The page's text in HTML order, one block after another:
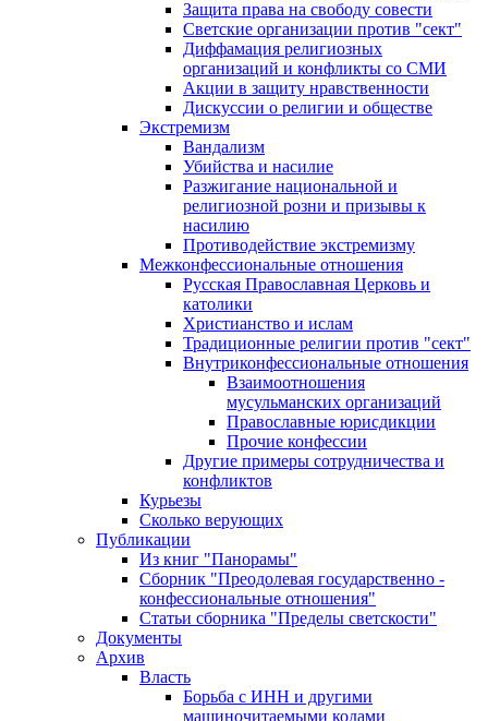
Защита права на свободу совести
Светские организации против "сект"
Диффамация религиозных
организаций и конфликты со СМИ
Акции в защиту нравственности
Дискуссии о религии и обществе
Экстремизм
Вандализм
Убийства и насилие
Разжигание национальной и
религиозной розни и призывы к
насилию
Противодействие экстремизму
Межконфессиональные отношения
Русская Православная Церковь и
католики
Христианство и ислам
Традиционные религии против "сект"
Внутриконфессиональные отношения
Взаимоотношения
мусульманских организаций
Православные юрисдикции
Прочие конфессии
Другие примеры сотрудничества и
конфликтов
Курьезы
Сколько верующих
Публикации
Из книг "Панорамы"
Сборник "Преодолевая государственно -
конфессиональные отношения"
Статьи сборника "Пределы светскости"
Документы
Архив
Власть
Борьба с ИНН и другими
машиночитаемыми кодами